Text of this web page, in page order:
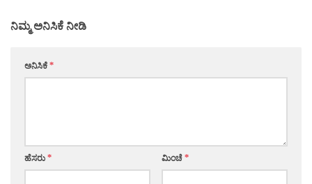
ನಿಮ್ಮ ಅನಿಸಿಕೆ ನೀಡಿ
ಅನಿಸಿಕೆ*
ಹೆಸರು* ಮಿಂಚೆ*